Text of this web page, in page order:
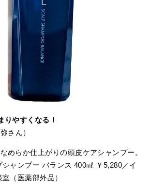
りやすくなる！
さん）
めらか仕上がりの頭皮ケアシャンプー。
ャンプー バランス 400㎖ ￥5,280／イ
（医薬部外品）